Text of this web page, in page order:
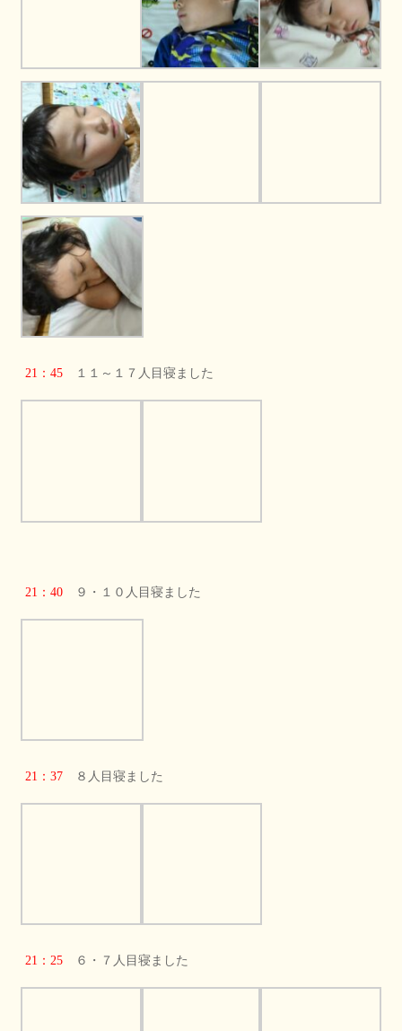
21：45 １１～１７人目寝ました
21：40 ９・１０人目寝ました
21：37 ８人目寝ました
21：25 ６・７人目寝ました